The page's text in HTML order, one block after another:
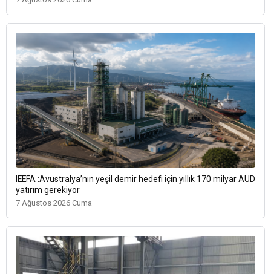
IEEFA :Avustralya’nın yeşil demir hedefi için yıllık 170 milyar AUD
yatırım gerekiyor
7 Ağustos 2026 Cuma